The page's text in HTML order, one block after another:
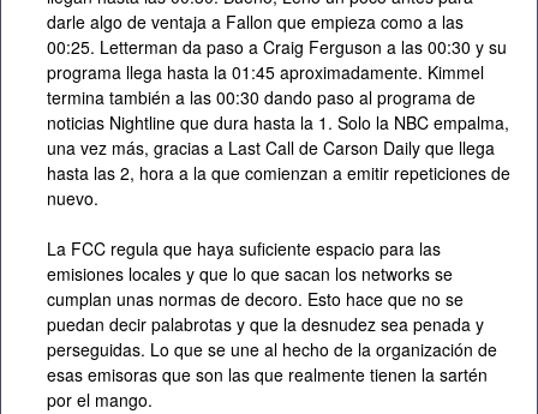
darle algo de ventaja a Fallon que empieza como a las
00:25. Letterman da paso a Craig Ferguson a las 00:30 y su
programa llega hasta la 01:45 aproximadamente. Kimmel
termina también a las 00:30 dando paso al programa de
noticias Nightline que dura hasta la 1. Solo la NBC empalma,
una vez más, gracias a Last Call de Carson Daily que llega
hasta las 2, hora a la que comienzan a emitir repeticiones de
nuevo.
La FCC regula que haya suficiente espacio para las
emisiones locales y que lo que sacan los networks se
cumplan unas normas de decoro. Esto hace que no se
puedan decir palabrotas y que la desnudez sea penada y
perseguidas. Lo que se une al hecho de la organización de
esas emisoras que son las que realmente tienen la sartén
por el mango.